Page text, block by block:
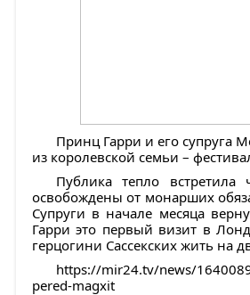
Принц Гарри и его супруга
из королевской семьи –
Публика тепло
освобождены от монарших
Супруги в начале месяца
Гарри это первый визит в
герцогини Сассекских жить на
https://mir24.tv/news/
pered-magxit